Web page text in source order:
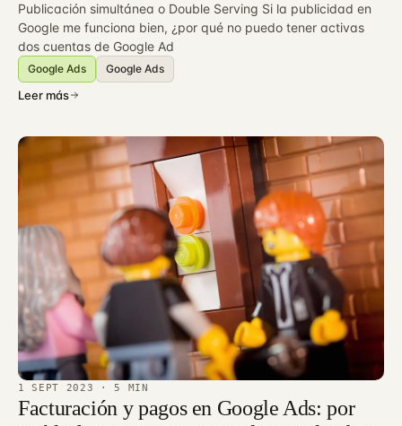
Publicación simultánea o Double Serving Si la publicidad en
Google me funciona bien, ¿por qué no puedo tener activas
dos cuentas de Google Ad
Google Ads Google Ads
Leer más
1 SEPT 2023 · 5 MIN
Facturación y pagos en Google Ads: por